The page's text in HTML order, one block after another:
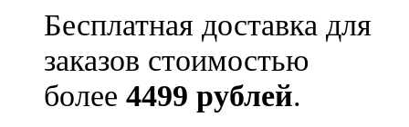
Бесплатная доставка для
заказов стоимостью
более 4499 рублей.